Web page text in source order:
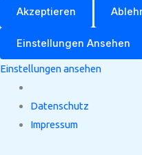
Akzeptieren
Einstellungen Ansehen
Einstellungen ansehen
Datenschutz
Impressum